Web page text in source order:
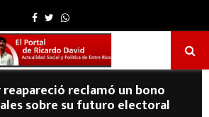
Facebook
TwitterWhatsapp
reclamó un bono
sobre su futuro electoral